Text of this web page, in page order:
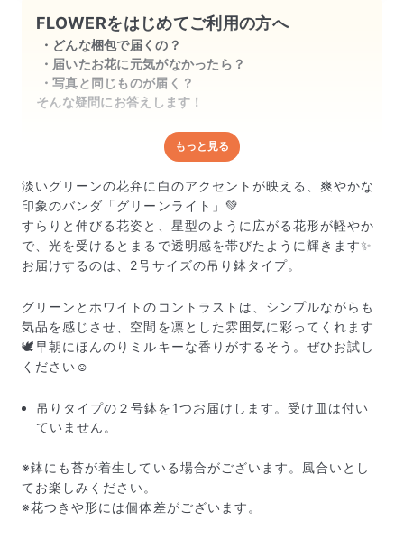
けると嬉しいです。
FLOWERをはじめてご利用の方へ
どんな梱包で届くの？
届いたお花に元気がなかったら？
写真と同じものが届く？
そんな疑問にお答えします！
どんな梱包で届くの？
出荷前に水揚げ（花が水を吸いやすくなる処理）を施
し、専用ボックスに丁寧に梱包してお届けしています。
きゅっとまとめられて一見窮屈そうに見えますが、輸送
中の衝撃による折れや擦れを軽減する効果があります。
もっと見る
淡いグリーンの花弁に白のアクセントが映える、爽やかな
印象のバンダ「グリーンライト」💚
すらりと伸びる花姿と、星型のように広がる花形が軽やか
で、光を受けるとまるで透明感を帯びたように輝きます✨
お届けするのは、2号サイズの吊り鉢タイプ。
グリーンとホワイトのコントラストは、シンプルながらも
気品を感じさせ、空間を凛とした雰囲気に彩ってくれます
🕊️早朝にほんのりミルキーな香りがするそう。ぜひお試し
ください☺️
吊りタイプの２号鉢を1つお届けします。受け皿は付い
ていません。
※鉢にも苔が着生している場合がございます。風合いとし
てお楽しみください。
※花つきや形には個体差がございます。